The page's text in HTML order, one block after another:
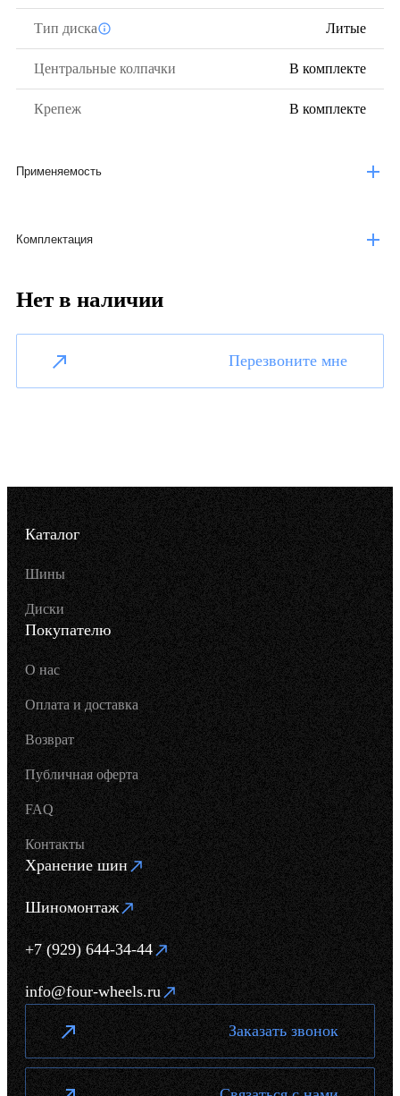
Тип диска Литые
Центральные колпачки В комплекте
Крепеж В комплекте
Применяемость
Комплектация
Нет в наличии
Перезвоните мне
Каталог
Шины
Диски
Покупателю
О нас
Оплата и доставка
Возврат
Публичная оферта
FAQ
Контакты
Хранение шин
Шиномонтаж
+7 (929) 644-34-44
info@four-wheels.ru
Заказать звонок